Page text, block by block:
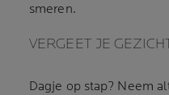
smeren.
VERGEET JE
Dagje op stap? Neem